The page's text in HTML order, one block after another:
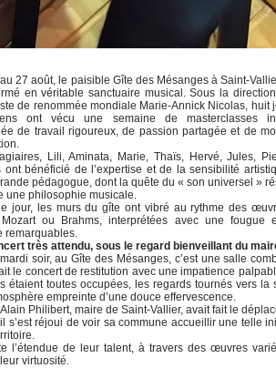
27 août, le paisible Gîte des Mésanges à Saint-
en véritable sanctuaire musical. Sous la
de renommée mondiale Marie-Annick Nicolas, huit
ont vécu une semaine de masterclasses
de travail rigoureux, de passion partagée et de
Lili, Aminata, Marie, Thaïs, Hervé, Jules,
ont bénéficié de l’expertise et de la sensibilité
pédagogue, dont la quête du « son universel »
une philosophie musicale.
jour, les murs du gîte ont vibré au rythme des
Mozart ou Brahms, interprétées avec une fougue
remarquables.
très attendu, sous le regard bienveillant du
soir, au Gîte des Mésanges, c’est une salle
le concert de restitution avec une impatience
étaient toutes occupées, les regards tournés vers la
empreinte d’une douce effervescence.
Alain Philibert, maire de Saint-Vallier, avait fait le
réjoui de voir sa commune accueillir une telle
l’étendue de leur talent, à travers des œuvres
virtuosité.